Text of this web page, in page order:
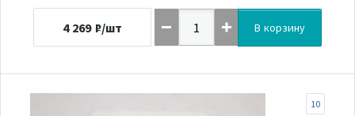
4 269 ₽/шт В корзину
10